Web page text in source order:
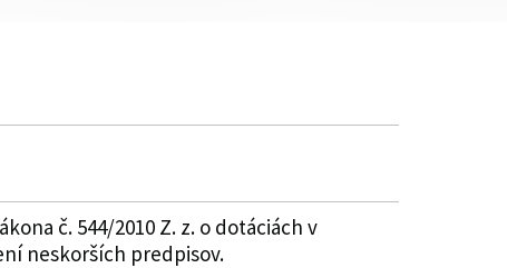
č. 544/2010 Z. z. o dotáciách v
neskorších predpisov.